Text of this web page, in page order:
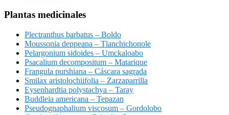
Plantas medicinales
Plectranthus barbatus – Boldo
Moussonia deppeana – Tlanchichonole
Pelargonium sidoides – Umckaloabo
Psacalium decompositum – Matarique
Frangula purshiana – Cáscara sagrada
Smilax aristolochiifolia – Zarzaparrilla
Eysenhardtia polystachya – Taray
Buddleia americana – Tepazan
Pseudognaphalium viscosum – Gordolobo